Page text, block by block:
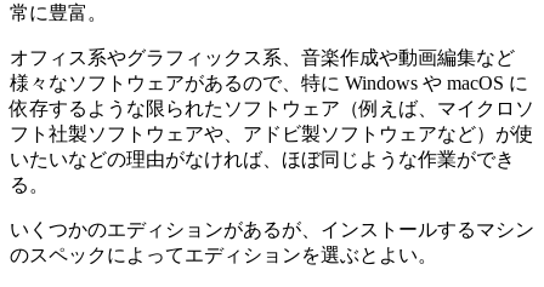
常に豊富。
オフィス系やグラフィックス系、音楽作成や動画編集など
様々なソフトウェアがあるので、特に Windows や macOS に
依存するような限られたソフトウェア（例えば、マイクロソ
フト社製ソフトウェアや、アドビ製ソフトウェアなど）が使
いたいなどの理由がなければ、ほぼ同じような作業ができ
る。
いくつかのエディションがあるが、インストールするマシン
のスペックによってエディションを選ぶとよい。